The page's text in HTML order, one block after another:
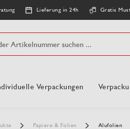
Lieferung in 24h Gratis
Verpackungen
Papiere & Folien Alufolien